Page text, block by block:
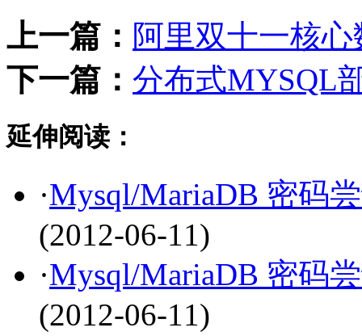
上一篇： 阿里双十一核
下一篇： 分布式MYSQL
延伸阅读：
·Mysql/MariaDB 密码
(2012-06-11)
·Mysql/MariaDB 密码
(2012-06-11)